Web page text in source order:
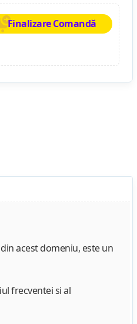
Finalizare Comandă
acest domeniu, este un
frecventei si al